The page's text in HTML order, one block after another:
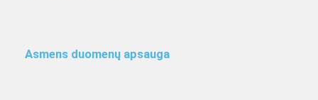
Asmens duomenų apsauga